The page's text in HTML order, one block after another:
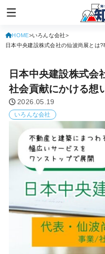
HOME いろんな会社
日本中央建設株式会社の仙波尚展とは
日本中央建設株式会
社会貢献にかける想
2026.05.19
いろんな会社